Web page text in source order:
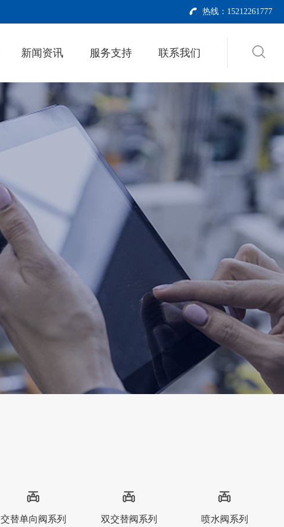
热线：15212261777
新闻资讯 服务支持 联系我们
交替单向阀系列 双交替阀系列 喷水阀系列